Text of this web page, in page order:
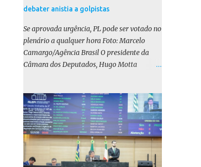
debater anistia a golpistas
Se aprovada urgência, PL pode ser votado no
plenário a qualquer hora Foto: Marcelo
Camargo/Agência Brasil O presidente da
Câmara dos Deputados, Hugo Motta
líderes para discutir a votação da urgência
para o projeto de lei (PL) que prevê a anistia
aos condenados por tentativa de golpe de
Estado. Motta disse, em uma rede social, que
a reunião vai “deliberar sobre a urgência dos
projetos que tratam do acontecido em 8 de